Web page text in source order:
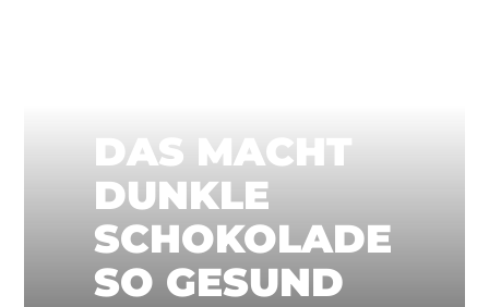
DAS MACHT
DUNKLE
SCHOKOLADE
SO GESUND